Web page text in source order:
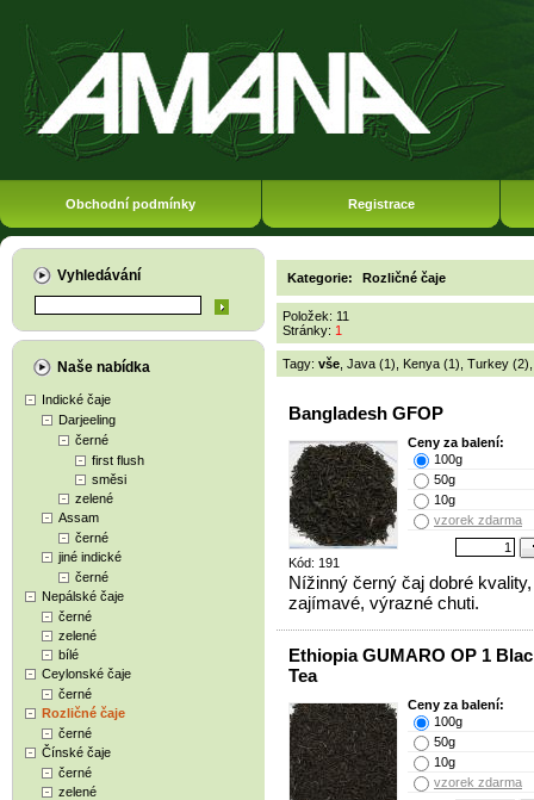
Obchodní podmínky Registrace
Vyhledávání
Naše nabídka
Indické čaje
Darjeeling
černé
first flush
směsi
zelené
Assam
černé
jiné indické
černé
Nepálské čaje
černé
zelené
bílé
Ceylonské čaje
černé
Rozličné čaje
černé
Čínské čaje
černé
zelené
Kategorie: Rozličné čaje
Položek: 11
Stránky: 1
Tagy: vše Java (1) Kenya (1) Turkey (2)
Bangladesh GFOP
Kód: 191
Ceny za balení:
100g
50g
10g
vzorek zdarma
Nížinný černý čaj dobré
zajímavé, výrazné chuti.
Ethiopia GUMARO OP 1
Tea
Ceny za balení:
100g
50g
10g
vzorek zdarma